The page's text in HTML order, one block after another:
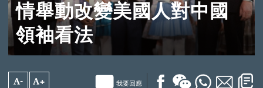
情舉動改變美國人對中國
領袖看法
A- A+ 我要回應